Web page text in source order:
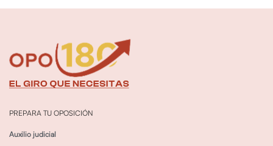
PREPARA TU OPOSICIÓN
Auxilio judicial